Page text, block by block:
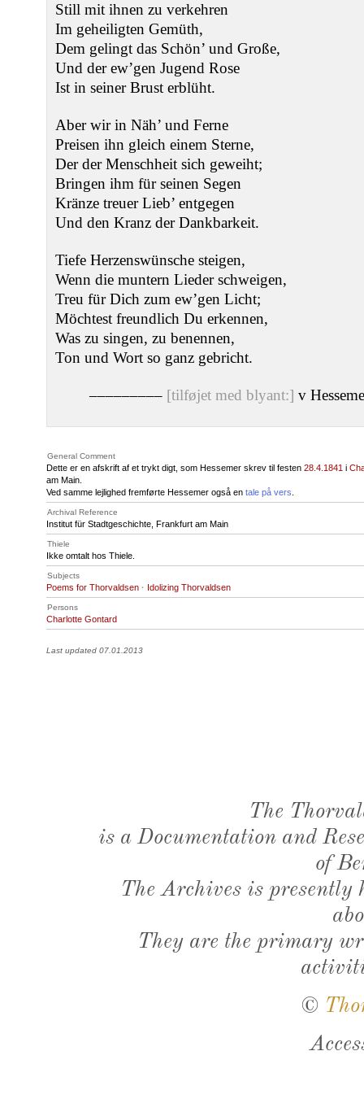
Still mit ihnen zu verkehren
Im geheiligten Gemüth,
Dem gelingt das Schön’ und Große,
Und der ew’gen Jugend Rose
Ist in seiner Brust erblüht.
Aber wir in Näh’ und Ferne
Preisen ihn gleich einem Sterne,
Der der Menschheit sich geweiht;
Bringen ihm für seinen Segen
Kränze treuer Lieb’ entgegen
Und den Kranz der Dankbarkeit.
Tiefe Herzenswünsche steigen,
Wenn die muntern Lieder schweigen,
Treu für Dich zum ew’gen Licht;
Möchtest freundlich Du erkennen,
Was zu singen, zu benennen,
Ton und Wort so ganz gebricht.
––––––––– [tilføjet med blyant:] v
General Comment
Dette er en afskrift af et trykt digt, som Hessemer skrev til festen 28.4.1841 i
am Main.
Ved samme lejlighed fremførte Hessemer også en tale på vers
Archival Reference
Institut für Stadtgeschichte, Frankfurt am Main
Thiele
Ikke omtalt hos Thiele.
Subjects
Poems for Thorvaldsen · Idolizing Thorvaldsen
Persons
Charlotte Gontard
Last updated 07.01.2013
The
is a Documentation and
of
The Archives is presently
They are the primary
©